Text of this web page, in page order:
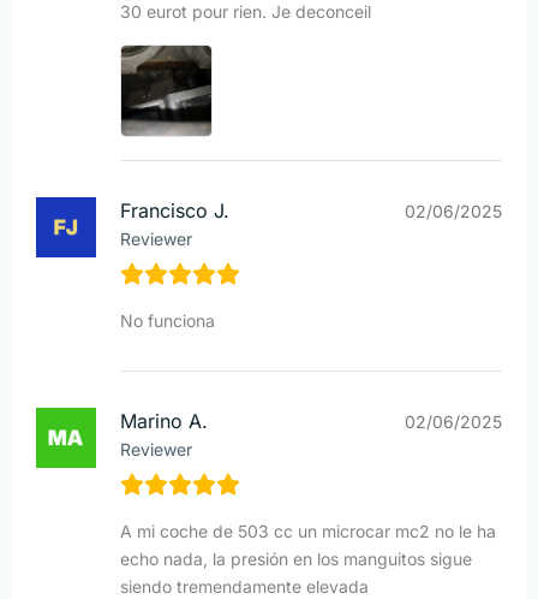
30 eurot pour rien. Je deconceil
Francisco J.
Reviewer
02/06/2025
No funciona
Marino A.
Reviewer
02/06/2025
A mi coche de 503 cc un microcar mc2 no le ha
echo nada, la presión en los manguitos sigue
siendo tremendamente elevada